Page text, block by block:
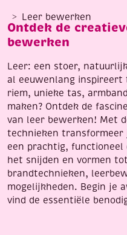
Leer bewerken
Ontdek de
bewerken
Leer: een stoer,
al eeuwenlang
riem, unieke tas,
maken? Ontdek de
van leer bewerken! Met
technieken
een prachtig, functioneel
het snijden en vormen
brandtechnieken,
mogelijkheden. Begin je
vind de essentiële